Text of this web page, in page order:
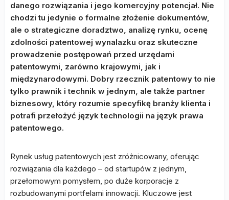
danego rozwiązania i jego komercyjny potencjał. Nie
chodzi tu jedynie o formalne złożenie dokumentów,
ale o strategiczne doradztwo, analizę rynku, ocenę
zdolności patentowej wynalazku oraz skuteczne
prowadzenie postępowań przed urzędami
patentowymi, zarówno krajowymi, jak i
międzynarodowymi. Dobry rzecznik patentowy to nie
tylko prawnik i technik w jednym, ale także partner
biznesowy, który rozumie specyfikę branży klienta i
potrafi przełożyć język technologii na język prawa
patentowego.
Rynek usług patentowych jest zróżnicowany, oferując
rozwiązania dla każdego – od startupów z jednym,
przełomowym pomysłem, po duże korporacje z
rozbudowanymi portfelami innowacji. Kluczowe jest